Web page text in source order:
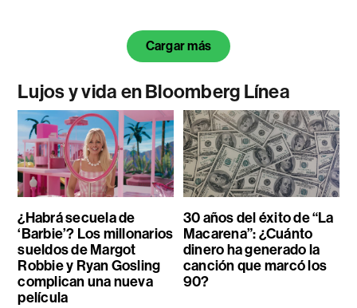
Cargar más
Lujos y vida en Bloomberg Línea
¿Habrá secuela de
‘Barbie’? Los millonarios
sueldos de Margot
Robbie y Ryan Gosling
complican una nueva
película
30 años del éxito de “La
Macarena”: ¿Cuánto
dinero ha generado la
canción que marcó los
90?